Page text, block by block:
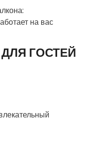
на вас
ГОСТЕЙ